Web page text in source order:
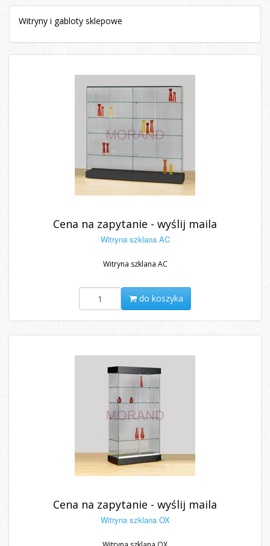
Witryny i gabloty sklepowe
Cena na zapytanie - wyślij maila
Witryna szklana AC
Witryna szklana AC
do koszyka
Cena na zapytanie - wyślij maila
Witryna szklana OX